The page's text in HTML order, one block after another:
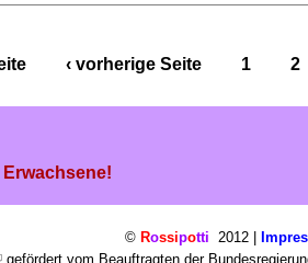
‹ vorherige Seite 1 2
© Rossipotti 2012 |
gefördert vom Beauftragten der